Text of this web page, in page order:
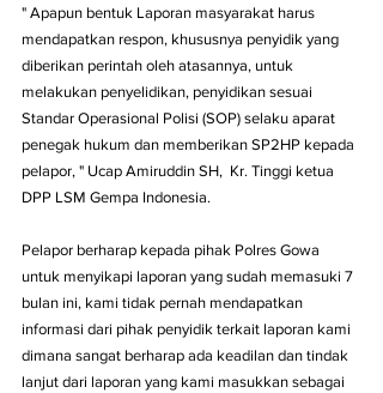
" Apapun bentuk Laporan masyarakat harus
mendapatkan respon, khususnya penyidik yang
diberikan perintah oleh atasannya, untuk
melakukan penyelidikan, penyidikan sesuai
Standar Operasional Polisi (SOP) selaku aparat
penegak hukum dan memberikan SP2HP kepada
pelapor, " Ucap Amiruddin SH,  Kr. Tinggi ketua
DPP LSM Gempa Indonesia.
Pelapor berharap kepada pihak Polres Gowa
untuk menyikapi laporan yang sudah memasuki 7
bulan ini, kami tidak pernah mendapatkan
informasi dari pihak penyidik terkait laporan kami
dimana sangat berharap ada keadilan dan tindak
lanjut dari laporan yang kami masukkan sebagai